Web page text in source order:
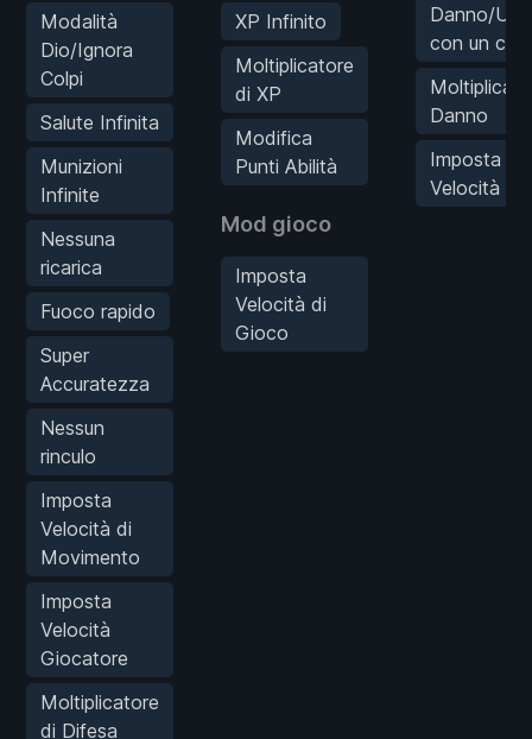
Modalità
Dio/Ignora
Colpi
Salute Infinita
Munizioni
Infinite
Nessuna
ricarica
Fuoco rapido
Super
Accuratezza
Nessun
rinculo
Imposta
Velocità di
Movimento
Imposta
Velocità
Giocatore
Moltiplicatore
di Difesa
XP Infinito
Moltiplicatore
di XP
Modifica
Punti Abilità
Mod gioco
Imposta
Velocità di
Gioco
Danno/
con un
Danno
Imposta
Velocità AI